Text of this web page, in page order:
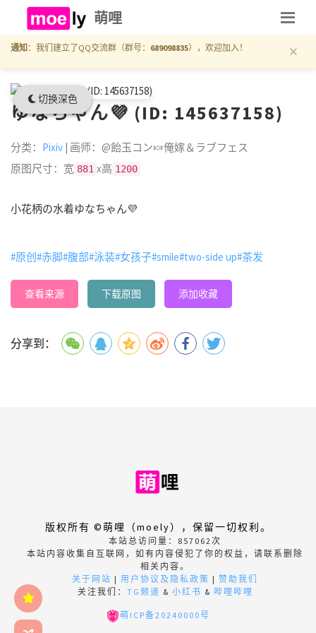
切换深色
萌哩
通知 ：我们建立了QQ交流群（群号： 689098835），欢迎加入！ ×
ゆなちゃん💜 (ID: 145637158)
分类： Pixiv | 画师：@飴玉コン🍬俺嫁＆ラブフェス
原图尺寸：宽 881 x高 1200
小花柄の水着ゆなちゃん💜
#原创 #赤脚#腹部#泳装#女孩子#smile#two-side up#茶发
查看来源 下载原图 添加收藏
分享到：
版权所有 ©萌哩（moely），保留一切权利。
本站总访问量： 857062次
本站内容收集自互联网，如有内容侵犯了你的权益，请联系删除
相关内容。
关于网站 | 用户协议及隐私政策 | 赞助我们
关注我们： TG频道 & 小红书 & 哔哩哔哩
萌ICP备20240000号